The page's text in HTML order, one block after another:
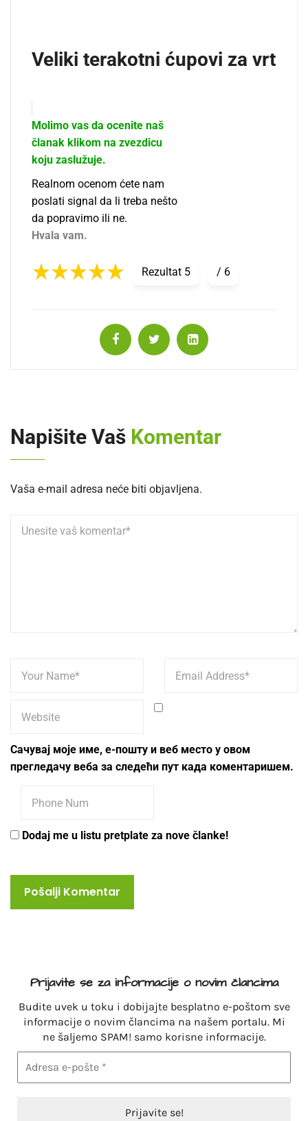
Veliki terakotni ćupovi za vrt
Molimo vas da ocenite naš
članak klikom na zvezdicu
koju zaslužuje.
Realnom ocenom ćete nam
poslati signal da li treba nešto
da popravimo ili ne.
Hvala vam.
Rezultat 5 / 6
Napišite Vaš Komentar
Vaša e-mail adresa neće biti objavljena.
Сачувај моје име, е-пошту и веб место у овом
прегледачу веба за следећи пут када коментаришем.
Dodaj me u listu pretplate za nove članke!
Prijavite se za informacije o novim člancima
Budite uvek u toku i dobijajte besplatno e-poštom sve
informacije o novim člancima na našem portalu. Mi
ne šaljemo SPAM! samo korisne informacije.